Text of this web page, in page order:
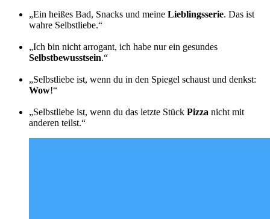
„Ein heißes Bad, Snacks und meine Lieblingsserie. Das ist
wahre Selbstliebe.“
„Ich bin nicht arrogant, ich habe nur ein gesundes
Selbstbewusstsein.“
„Selbstliebe ist, wenn du in den Spiegel schaust und denkst:
Wow!“
„Selbstliebe ist, wenn du das letzte Stück Pizza nicht mit
anderen teilst.“